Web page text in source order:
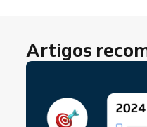
Artigos